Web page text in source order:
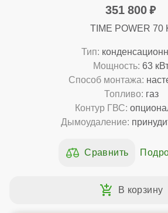
351 800
TIME POWER 70
Тип:
Мощность: 63
Способ монтажа:
Топливо: газ
Контур ГВС:
Дымоудаление: